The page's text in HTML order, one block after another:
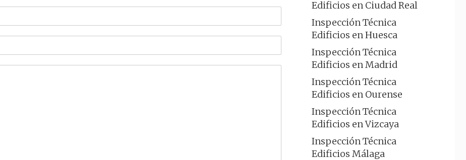
Edificios en Ciudad Real
Inspección Técnica
Edificios en Huesca
Inspección Técnica
Edificios en Madrid
Inspección Técnica
Edificios en Ourense
Inspección Técnica
Edificios en Vizcaya
Inspección Técnica
Edificios Málaga